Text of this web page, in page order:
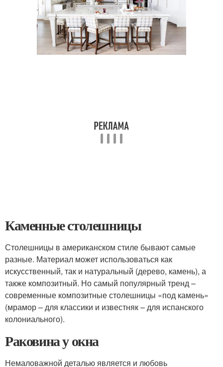
Каменные столешницы
Столешницы в американском стиле бывают самые
разные. Материал может использоваться как
искусственный, так и натуральный (дерево, камень), а
также композитный. Но самый популярный тренд –
современные композитные столешницы «под камень»
(мрамор – для классики и известняк – для испанского
колониального).
Раковина у окна
Немаловажной деталью является и любовь